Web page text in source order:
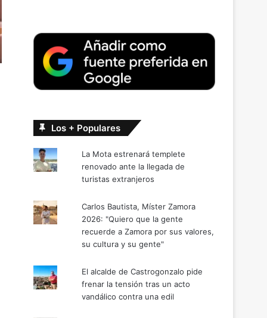
Los + Populares
La Mota estrenará templete
renovado ante la llegada de
turistas extranjeros
Carlos Bautista, Míster Zamora
2026: "Quiero que la gente
recuerde a Zamora por sus valores,
su cultura y su gente"
El alcalde de Castrogonzalo pide
frenar la tensión tras un acto
vandálico contra una edil